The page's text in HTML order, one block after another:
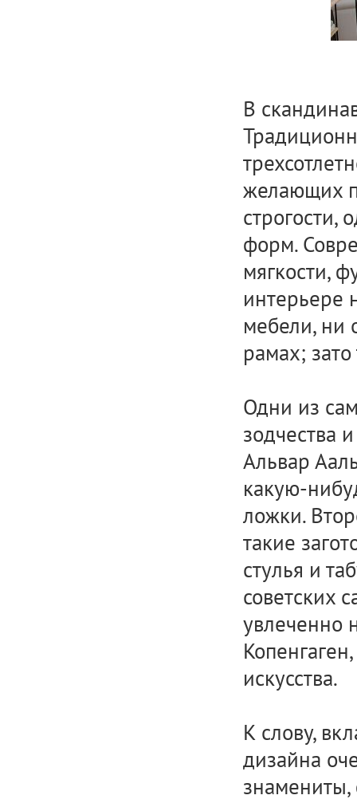
В
желающих
строгости,
форм.
мягкости,
интерьере
мебели, ни
рамах;
Одни из
зодчества
Альвар
какую-
ложки.
такие
стулья и
советских
увлеченно
искусства.
К слову,
дизайна